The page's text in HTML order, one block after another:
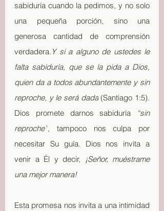
sabiduría cuando la pedimos, y no solo
una pequeña porción, sino una
generosa cantidad de comprensión
verdadera. Y si a alguno de ustedes le
falta sabiduría, que se la pida a Dios,
quien da a todos abundantemente y sin
reproche, y le será dada (Santiago 1:5).
Dios promete darnos sabiduría
“sin
reproche”, tampoco nos culpa por
necesitar Su guía. Dios nos invita a
venir a Él y decir,
¡Señor, muéstrame
una mejor manera!
Esta promesa nos invita a una intimidad